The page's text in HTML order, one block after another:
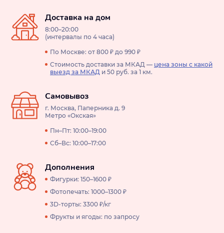
Доставка на дом
8:00–20:00
(интервалы по 4 часа)
По Москве: от 800 ₽ до 990 ₽
Стоимость доставки за МКАД — цена зоны с какой
выезд за МКАД и 50 руб. за 1 км.
Самовывоз
г. Москва, Паперника д. 9
Метро «Окская»
Пн–Пт: 10:00–19:00
Сб–Вс: 10:00–17:00
Дополнения
Фигурки: 150–1600 ₽
Фотопечать: 1000–1300 ₽
3D-торты: 3300 ₽/кг
Фрукты и ягоды: по запросу